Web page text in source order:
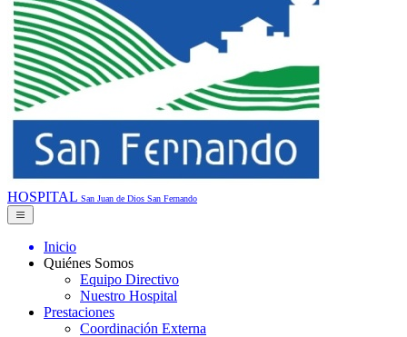
HOSPITAL San Juan de Dios San Fernando
Inicio
Quiénes Somos
Equipo Directivo
Nuestro Hospital
Prestaciones
Coordinación Externa